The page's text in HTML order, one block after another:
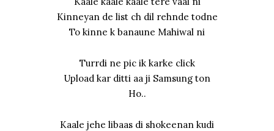
Kinneyan de list ch dil rehnde todne
To kinne k banaune Mahiwal ni
Turrdi ne pic ik karke click
Upload kar ditti aa ji Samsung ton
Ho..
Kaale jehe libaas di shokeenan kudi